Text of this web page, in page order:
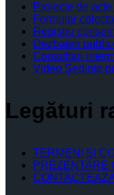
Proiecte de
Formular
Registru
Dezbateri
Consultari
Video Şedinţe
Legături
TERMENI ŞI
PREZENTARE